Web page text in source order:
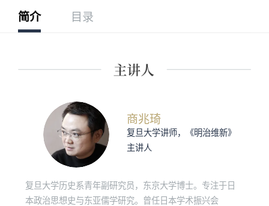
简介 目录
商兆琦
复旦大学讲师，《明治维新》
主讲人
复旦大学历史系青年副研究员，东京大学博士。专注于日
本政治思想史与东亚儒学研究。曾任日本学术振兴会